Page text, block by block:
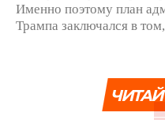
Именно поэтому план
Трампа заключался в